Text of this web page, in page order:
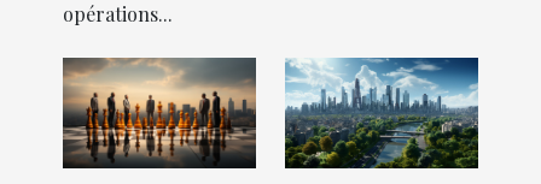
opérations...